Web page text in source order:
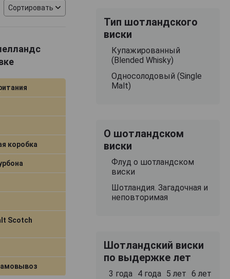
в 1986 году,
и
— это Speyside,
в котором
знаменитой
составляет
в
напитка
а также,
Сортировать
коробка
Scotch
Тип шотландского
виски
Купажированный
(Blended Whisky)
Односолодовый (Single
Malt)
О шотландском
виски
Флуд о шотландском
виски
Шотландия. Загадочная и
неповторимая
Шотландский виски
по выдержке лет
3 года 4 года 5 лет 6 лет